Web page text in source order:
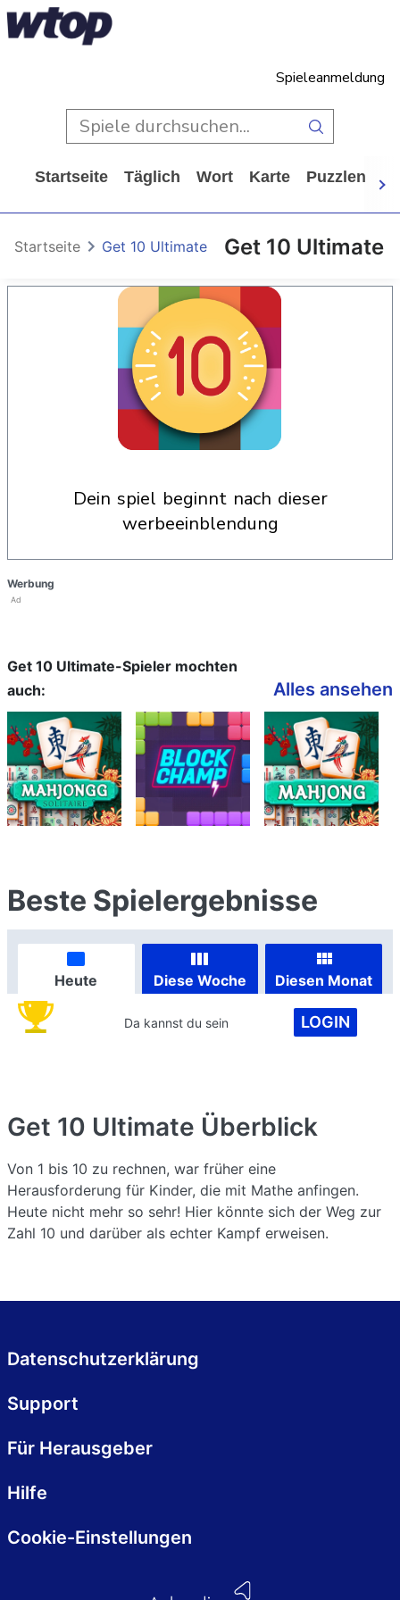
Spieleanmeldung
Startseite Täglich Wort Karte Puzzlen
Get 10 Ultimate
Startseite Get 10 Ultimate
dein spiel beginnt nach dieser
werbeeinblendung
Werbung
Ad
Get 10 Ultimate-Spieler mochten
auch:
Alles ansehen
Beste Spielergebnisse
Heute Diese Woche Diesen Monat
Da kannst du sein LOGIN
Get 10 Ultimate Überblick
Von 1 bis 10 zu rechnen, war früher eine
Herausforderung für Kinder, die mit Mathe anfingen.
Heute nicht mehr so sehr! Hier könnte sich der Weg zur
Zahl 10 und darüber als echter Kampf erweisen.
Datenschutzerklärung
Support
Für Herausgeber
Hilfe
Cookie-Einstellungen